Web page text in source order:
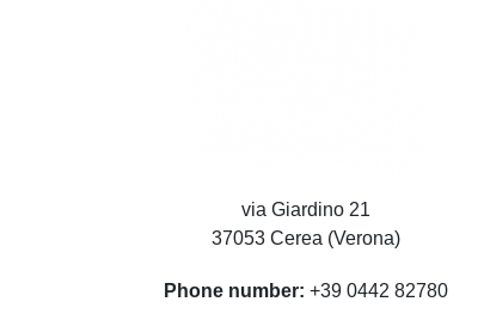
via Giardino 21
37053 Cerea (Verona)
Phone number +39 0442 82780